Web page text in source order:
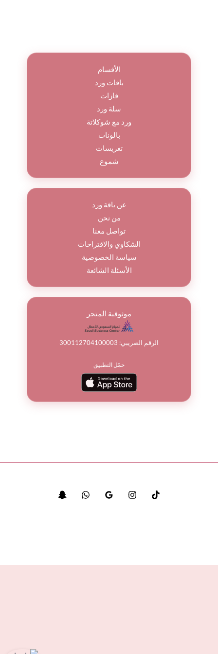
الأقسام
باقات ورد
فازات
سلة ورد
ورد مع شوكلاتة
بالونات
تغريسات
شموع
عن باقة ورد
من نحن
تواصل معنا
الشكاوي والاقتراحات
سياسة الخصوصية
الأسئلة الشائعة
موثوقية المتجر
الرقم الضريبي: 300112704100003
حمّل التطبيق